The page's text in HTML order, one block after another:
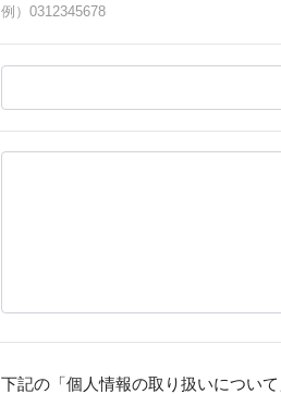
例）0312345678
下記の「個人情報の取り扱いについ